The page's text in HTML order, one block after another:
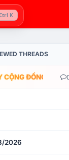
K
THREADS
ĐỒNG
2026